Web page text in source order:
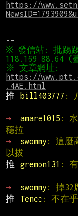
https://
※ 發信站: 批踢
https://
.4AE.html
推
bill403777 :
→
amare1015 : 水
穩拉
→
swommy : 這麼
以拔
推
gremon131 : 有
→
swommy : 掉32
推
Tencc : 不在